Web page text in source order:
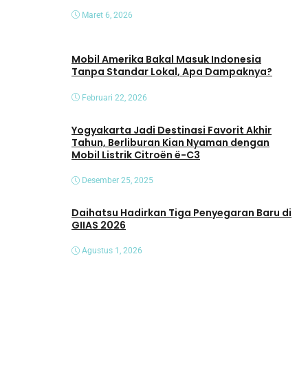
Maret 6, 2026
Mobil Amerika Bakal Masuk Indonesia
Tanpa Standar Lokal, Apa Dampaknya?
Februari 22, 2026
Yogyakarta Jadi Destinasi Favorit Akhir
Tahun, Berliburan Kian Nyaman dengan
Mobil Listrik Citroën ë-C3
Desember 25, 2025
Daihatsu Hadirkan Tiga Penyegaran Baru di
GIIAS 2026
Agustus 1, 2026